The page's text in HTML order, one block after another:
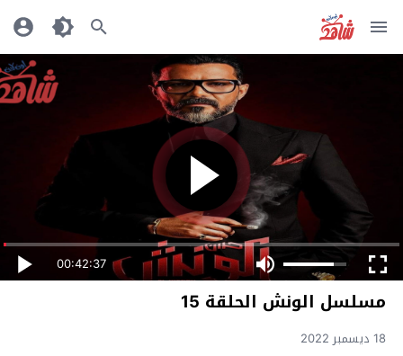
00:42:37
مسلسل الونش الحلقة 15
18 ديسمبر 2022